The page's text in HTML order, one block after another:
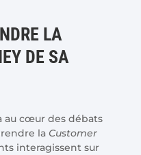
LA
DE SA
au cœur des débats
la Customer
interagissent sur